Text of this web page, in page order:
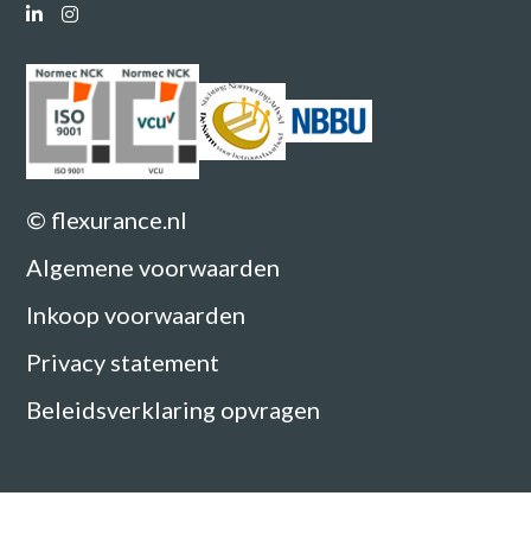
© flexurance.nl
Algemene voorwaarden
Inkoop voorwaarden
Privacy statement
Beleidsverklaring opvragen